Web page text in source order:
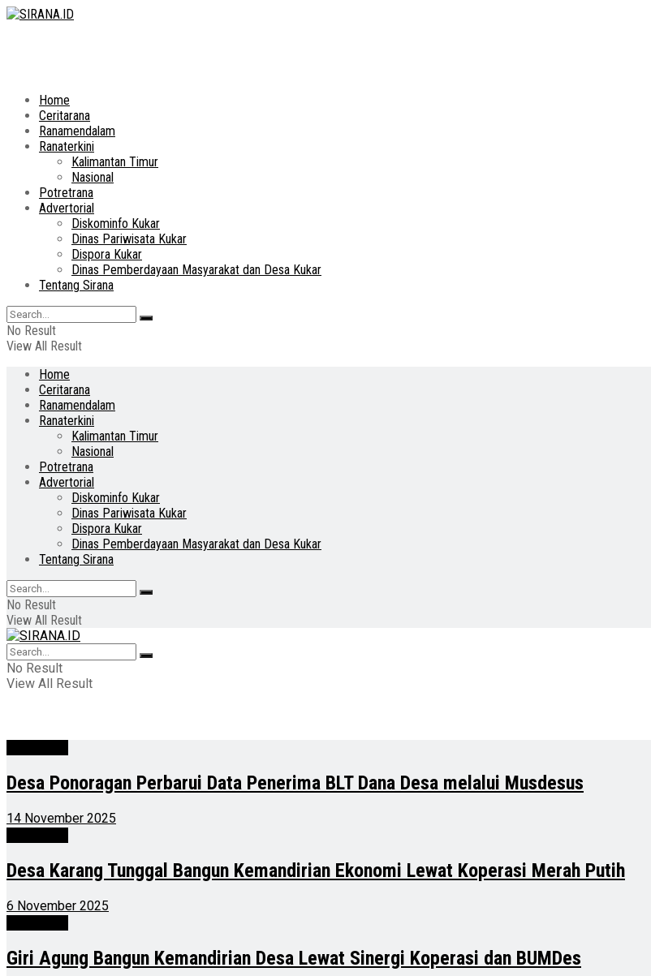
Home
Ceritarana
Ranamendalam
Ranaterkini
Kalimantan Timur
Nasional
Potretrana
Advertorial
Diskominfo Kukar
Dinas Pariwisata Kukar
Dispora Kukar
Dinas Pemberdayaan Masyarakat dan Desa Kukar
Tentang Sirana
No Result
View All Result
Home
Ceritarana
Ranamendalam
Ranaterkini
Kalimantan Timur
Nasional
Potretrana
Advertorial
Diskominfo Kukar
Dinas Pariwisata Kukar
Dispora Kukar
Dinas Pemberdayaan Masyarakat dan Desa Kukar
Tentang Sirana
No Result
View All Result
No Result
View All Result
Desa Ponoragan Perbarui Data Penerima BLT Dana Desa melalui Musdesus
14 November 2025
Desa Karang Tunggal Bangun Kemandirian Ekonomi Lewat Koperasi Merah Putih
6 November 2025
Giri Agung Bangun Kemandirian Desa Lewat Sinergi Koperasi dan BUMDes